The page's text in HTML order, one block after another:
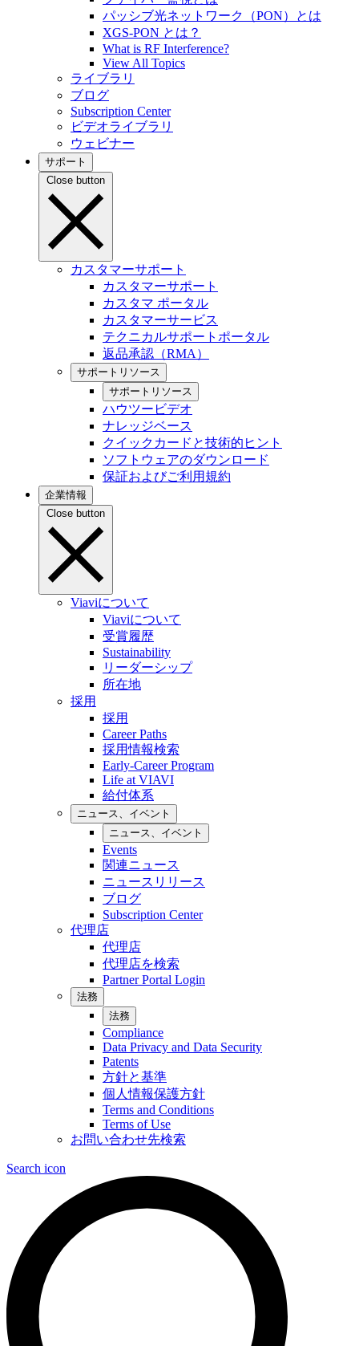
パッシブ光ネットワーク（PON）とは
XGS-PON とは？
What is RF Interference?
View All Topics
ライブラリ
ブログ
Subscription Center
ビデオライブラリ
ウェビナー
サポート
Close button
カスタマーサポート
カスタマーサポート
カスタマ ポータル
カスタマーサービス
テクニカルサポートポータル
返品承認（RMA）
サポートリソース
サポートリソース
ハウツービデオ
ナレッジベース
クイックカードと技術的ヒント
ソフトウェアのダウンロード
保証およびご利用規約
企業情報
Close button
Viaviについて
Viaviについて
受賞履歴
Sustainability
リーダーシップ
所在地
採用
採用
Career Paths
採用情報検索
Early-Career Program
Life at VIAVI
給付体系
ニュース、イベント
ニュース、イベント
Events
関連ニュース
ニュースリリース
ブログ
Subscription Center
代理店
代理店
代理店を検索
Partner Portal Login
法務
法務
Compliance
Data Privacy and Data Security
Patents
方針と基準
個人情報保護方針
Terms and Conditions
Terms of Use
お問い合わせ先検索
Search icon